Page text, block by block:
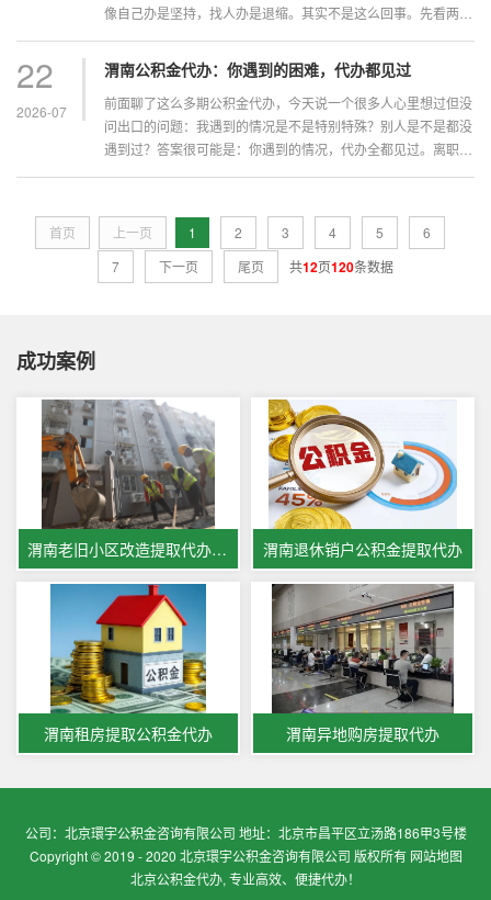
像自己办是坚持，找人办是退缩。其实不是这么回事。先看两种
完。找人办的逻辑是：我要把这件事做完，不一定非得自己...
22
2026-07
渭南公积金代办：你遇到的困难，代办都见过
前面聊了这么多期公积金代办，今天说一个很多人心里想过但没
问出口的问题：我遇到的情况是不是特别特殊？别人是不是都没
遇到过？答案很可能是：你遇到的情况，代办全都见过。离职证
已...
首页 上一页 1 2 3 4 5
6
7
下一页 尾页 共12页120条数据
成功案例
渭南老旧小区改造提取代办公积金 渭南退休销户公积金提取代办
渭南租房提取公积金代办 渭南异地购房提取代办
公司：北京環宇公积金咨询有限公司 地址：北京市昌平区立汤路186甲3号楼
Copyright © 2019 - 2020 北京環宇公积金咨询有限公司 版权所有 网站地图
北京公积金代办, 专业高效、便捷代办！